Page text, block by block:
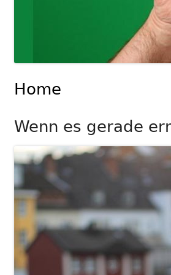
Home
Wenn es gerade